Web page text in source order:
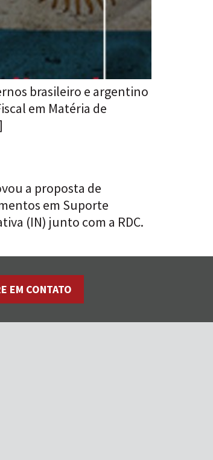
brasileiro e argentino
em Matéria de
a proposta de
em Suporte
(IN) junto com a RDC.
EM CONTATO